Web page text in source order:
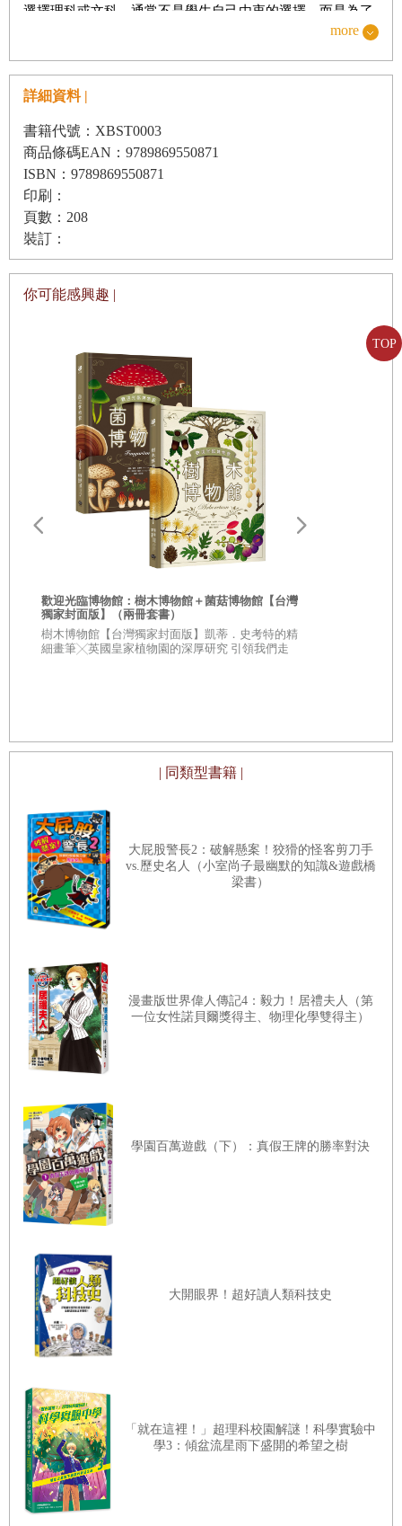
TOP
活動：去看猿
活動：數數看，一共有幾代
第六章
活動：自製地質層
活動：獵捕偽裝蛋
不甘不願當名人
活動：肉食性植物
活動：種子的策略
活動：情緒左與右
活動：未來的演化
選擇理科或文科，通常不是學生自己由衷的選擇，而是為了
避免嘮叨跟麻煩，由環境因素與外人角力出的一條最小阻力
路徑。孩子對知識與世界的嚮往原本就跨界，哪管大人硬分
出來的文科或理科？更何況，過往覺得有效率、犧牲程度可
加上大數據，正在代理人類的記憶與決策，而手機以及各種
物聯網裝置，正在成為我們肢體的延伸，「深度學習」怎麼
會只是機器的事，我們人類更需要「深度的學習力」來應對
更快速變化的未來。
根據國際學生能力評量計劃（
知識排名前列，但卻缺乏敘理、論證、思辯能力，閱讀素養
普遍不足。這樣的偏食發展，導致文科理科隔閡更遠，大大
影響了跨領域合作能力。
文科理科繼續隔離的危害，全世界都看見了，課綱也才需要
一改再改。但這樣就能解決開頭問的兩個問題嗎？我發現的
確有解法，而且非常簡單，那就是「讀寫科學史」，先讓孩
子進入故事脈落，體驗科學知識與關鍵人物開展時到底在想
什麼，接著鼓勵孩子用自己的話來回答「如果是你，你會怎
麼做？」「如果情況變了，你認為當時的 XXX會怎麼做？」
等問題，來學習寫作與表達能力。
「STREAM」——其中的R指的就是閱讀與寫作能力
）。讓偏向文科的孩子多讀科學人物及
子多讀科學人物及科學史，更能加強閱讀與文字能力，不至
於未來徒有專業而不曉溝通。
市面上科學家的故事版本眾多，各有優點。仔細閱讀過這系
與人物鋪陳有血有肉，資料詳實卻不壓迫，也精心設計了隨
手就可以體驗書中人物生活與創造歷程的實驗活動，非常貼
心。這套書並不只給孩子，我相信也適合每個還有好奇心的
大人。
導讀
◎ 陳振威（新北市國教輔導團國小自然輔導團專任輔導員）
16-17世紀誕生了伽利略與牛頓等天文學、數學與物理學
家，19世紀則誕生了達爾文這位偉大的生物學家。本書除了
透過文字如實的記敘達爾文的一生，還配合
活動，讓我們輕易理解達爾文的想法與發現，藉此將達爾文
人生中最重要的經歷描繪出來。伽利略被教皇逼迫公開宣誓
放棄他的「非地心說」，且在
也開始懷疑起上帝的存在。
科學家對於科學的發現往往是導因於多一點點的思考，別人
認為理所當然的事物與現象，背後的原理與概念就是科學家
們時常思考的。例如，當牛頓看到蘋果掉下來，他會想到月
亮是不是也應該被地球往下拉呢？伽利略看到教堂上的吊燈
more
詳細資料 |
書籍代號：XBST0003
商品條碼EAN：9789869550871
ISBN：9789869550871
印刷：
頁數：208
裝訂：
你可能感興趣 |
歡迎光臨博物館：樹木博物館＋菌菇博物館【台灣
獨家封面版】（兩冊套書）
樹木博物館【台灣獨家封面版】凱蒂．史考特的精
細畫筆╳英國皇家植物園的深厚研究 引領我們走
| 同類型書籍 |
大屁股警長2：破解懸案！狡猾的怪客剪刀手
vs.歷史名人（小室尚子最幽默的知識&遊戲橋
梁書）
漫畫版世界偉人傳記4：毅力！居禮夫人（第
一位女性諾貝爾獎得主、物理化學雙得主）
學園百萬遊戲（下）：真假王牌的勝率對決
大開眼界！超好讀人類科技史
「就在這裡！」超理科校園解謎！科學實驗中
學3：傾盆流星雨下盛開的希望之樹